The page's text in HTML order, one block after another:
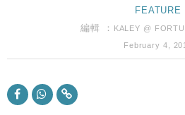
財經｜日經失守6.5萬點後
經濟｜大摩看淡內房今年
16:55
定新機售價
FEATURE
編輯 ：
KALEY @
February 4,